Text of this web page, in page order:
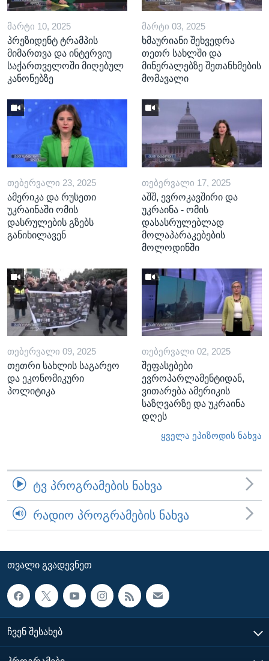
ᲛᲐᲠᲢᲘ 10, 2025
პრეზიდენტ ტრამპის
მიმართვა და ინტერვიუ
საქართველოში მიღებულ
კანონებზე
ᲛᲐᲠᲢᲘ 03, 2025
ხმაურიანი შეხვედრა
თეთრ სახლში და
მინერალებზე შეთანხმების
მომავალი
ᲗᲔᲑᲔᲠᲕᲐᲚᲘ 23, 2025
ამერიკა და რუსეთი
უკრაინაში ომის
დასრულების გზებს
განიხილავენ
ᲗᲔᲑᲔᲠᲕᲐᲚᲘ 17, 2025
აშშ, ევროკავშირი და
უკრაინა - ომის
დასასრულებლად
მოლაპარაკებების
მოლოდინში
ᲗᲔᲑᲔᲠᲕᲐᲚᲘ 09, 2025
თეთრი სახლის საგარეო
და ეკონომიკური
პოლიტიკა
ᲗᲔᲑᲔᲠᲕᲐᲚᲘ 02, 2025
შეფასებები
ევროპარლამენტიდან,
ვითარება ამერიკის
საზღვარზე და უკრაინა
დღეს
ყველა ეპიზოდის ნახვა
ᲢᲕ ᲞᲠᲝᲒᲠᲐᲛᲔᲑᲘᲡ ᲜᲐᲮᲕᲐ
ᲠᲐᲓᲘᲝ ᲞᲠᲝᲒᲠᲐᲛᲔᲑᲘᲡ ᲜᲐᲮᲕᲐ
ᲗᲕᲐᲚᲘ ᲒᲕᲐᲓᲔᲕᲜᲔᲗ
ᲩᲕᲔᲜ ᲨᲔᲡᲐᲮᲔᲑ